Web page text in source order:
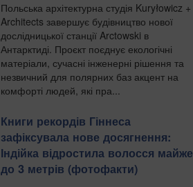
Польська архітектурна студія Kuryłowicz +
Architects завершує будівництво нової
дослідницької станції Arctowski в
Антарктиді. Проєкт поєднує екологічні
матеріали, сучасні інженерні рішення та
незвичний для полярних баз акцент на
комфорті людей, які пра...
Книги рекордів Гіннеса
зафіксувала нове досягнення:
Індійка відростила волосся майже
до 3 метрів (фотофакти)